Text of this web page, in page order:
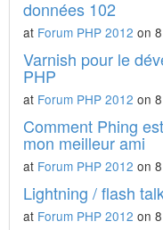
données 102
at Forum PHP 2012 on
Varnish pour le
PHP
at Forum PHP 2012 on
Comment Phing
mon meilleur ami
at Forum PHP 2012 on
Lightning / flash
at Forum PHP 2012 on